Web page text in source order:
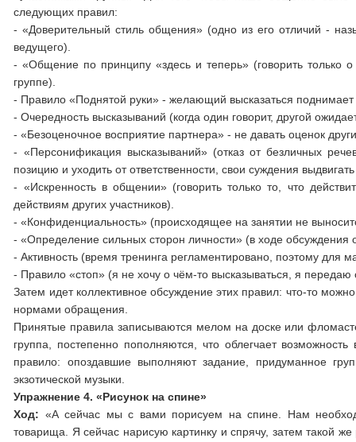
следующих правил:
- «Доверительный стиль общения» (одно из его отличий -
ведущего).
- «Общение по принципу «здесь и теперь» (говорить только
группе).
- Правило «Поднятой руки» - желающий высказаться поднимает
- Очередность высказываний (когда один говорит, другой
- «Безоценочное восприятие партнера» - не давать оценок
- «Персонификация высказываний» (отказ от безличных
позицию и уходить от ответственности, свои суждения
- «Искренность в общении» (говорить только то, что
действиям других участников).
- «Конфиденциальность» (происходящее на занятии не
- «Определение сильных сторон личности» (в ходе обсуждения
- Активность (время тренинга регламентировано, поэтому
- Правило «стоп» (я не хочу о чём-то высказываться, я передаю
Затем идет коллективное обсуждение этих правил: что-то
нормами обращения.
Принятые правила записываются мелом на доске или
группа, постепенно пополняются, что облегчает
правило: опоздавшие выполняют задание, придуманное
экзотической музыки.
Упражнение 4. «Рисунок на спине»
Ход: «А сейчас мы с вами порисуем на спине. Нам
товарища. Я сейчас нарисую картинку и спрячу, затем такой